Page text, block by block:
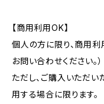
【商用利用OK】
個人の方に限り、商用利
お問い合わせください。）
ただし、ご購入いただ
用する場合に限ります。